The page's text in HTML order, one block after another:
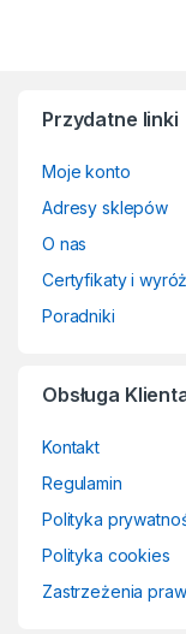
Przydatne linki
Moje konto
Adresy sklepów
O nas
Certyfikaty i
Poradniki
Obsługa
Kontakt
Regulamin
Polityka
Polityka cookies
Zastrzeżenia